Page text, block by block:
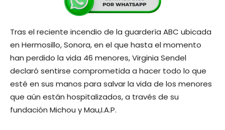
Tras el reciente incendio de la guardería ABC ubicada
en Hermosillo, Sonora, en el que hasta el momento
han perdido la vida 46 menores, Virginia Sendel
declaró sentirse comprometida a hacer todo lo que
esté en sus manos para salvar la vida de los menores
que aún están hospitalizados, a través de su
fundación Michou y Mau,I.A.P.